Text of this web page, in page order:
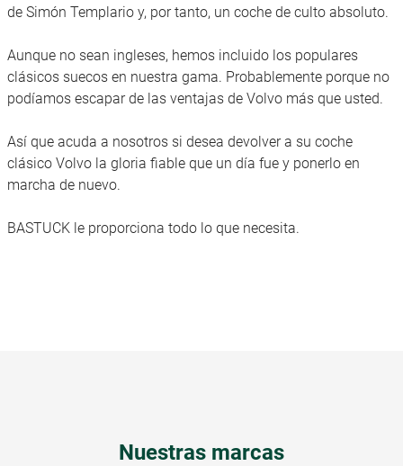
de Simón Templario y, por tanto, un coche de culto absoluto.
Aunque no sean ingleses, hemos incluido los populares
clásicos suecos en nuestra gama. Probablemente porque no
podíamos escapar de las ventajas de Volvo más que usted.
Así que acuda a nosotros si desea devolver a su coche
clásico Volvo la gloria fiable que un día fue y ponerlo en
marcha de nuevo.
BASTUCK le proporciona todo lo que necesita.
Nuestras marcas